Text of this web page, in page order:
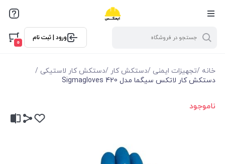
ورود | ثبت نام
0
خانه /تجهیزات ایمنی /دستکش کار /دستکش کار لاستیکی /
دستکش کار لاتکس سیگما مدل Sigmagloves 420
ناموجود